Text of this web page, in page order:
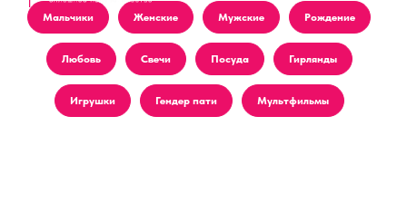
Мальчики Женские Мужские Рождение
Любовь Свечи Посуда Гирлянды
Игрушки Гендер пати Мультфильмы